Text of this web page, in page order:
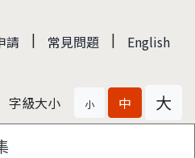
請 | 常見問題 | English
字級大小 小 中 大